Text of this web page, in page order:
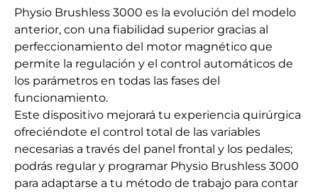
Physio Brushless 3000 es la evolución del modelo
anterior, con una fiabilidad superior gracias al
perfeccionamiento del motor magnético que
permite la regulación y el control automáticos de
los parámetros en todas las fases del
funcionamiento.
Este dispositivo mejorará tu experiencia quirúrgica
ofreciéndote el control total de las variables
necesarias a través del panel frontal y los pedales;
podrás regular y programar Physio Brushless 3000
para adaptarse a tu método de trabajo para contar